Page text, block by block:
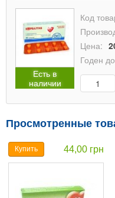
Есть в
наличии
Код
Цена:
Годен
Просмотренные
Купить 44,00 грн